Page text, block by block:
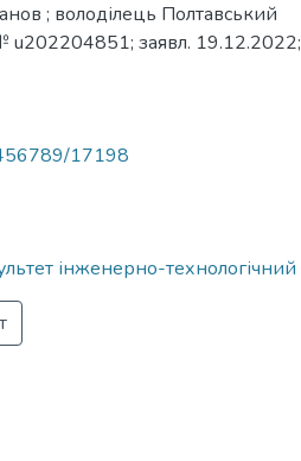
; володілець Полтавський
u202204851; заявл. 19.12.2022;
17198
інженерно-технологічний